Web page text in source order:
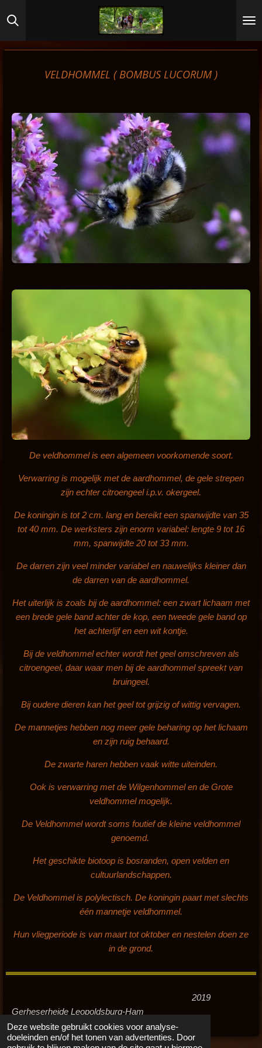
Deze website gebruikt cookies voor analyse-
doeleinden en/of het tonen van advertenties. Door
direct
naar
VELDHOMMEL (BOMBUS LUCORUM )
De veldhommel is een algemeen voorkomende soort.
Verwarring is mogelijk met de aardhommel, de gele strepen
zijn echter citroengeel i.p.v. okergeel.
De koningin is tot 2 cm. lang en bereikt een spanwijdte van 35
tot 40 mm. De werksters zijn enorm variabel: lengte 9 tot 16
mm, spanwijdte 20 tot 33 mm.
De darren zijn veel minder variabel en nauwelijks kleiner dan
de darren van de aardhommel.
Het uiterlijk is zoals bij de aardhommel: een zwart lichaam met
een brede gele band achter de kop, een tweede gele band op
het achterlijf en een wit kontje.
Bij de veldhommel echter wordt het geel omschreven als
citroengeel, daar waar men bij de aardhommel spreekt van
bruingeel.
Bij oudere dieren kan het geel tot grijzig of wittig vervagen.
De mannetjes hebben nog meer gele beharing op het lichaam
en zijn ruig behaard.
De zwarte haren hebben vaak witte uiteinden.
Ook is verwarring met de Wilgenhommel en de Grote
veldhommel mogelijk.
De Veldhommel wordt soms foutief de kleine veldhommel
genoemd.
Het geschikte biotoop is bosranden, open velden en
cultuurlandschappen.
De Veldhommel is polylectisch. De koningin paart met slechts
één mannetje veldhommel.
Hun vliegperiode is van maart tot oktober en nestelen doen ze
in de grond.
2019
Gerheserheide Leopoldsburg-Ham